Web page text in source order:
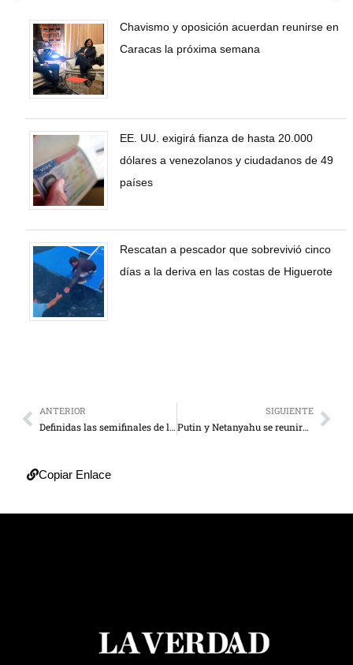
Chavismo y oposición acuerdan reunirse en
Caracas la próxima semana
EE. UU. exigirá fianza de hasta 20.000
dólares a venezolanos y ciudadanos de 49
países
Rescatan a pescador que sobrevivió cinco
días a la deriva en las costas de Higuerote
ANTERIOR
Definidas las semifinales de la Liga de Campeones
SIGUIENTE
Putin y Netanyahu se reunirán el 21 de abril
Copiar Enlace